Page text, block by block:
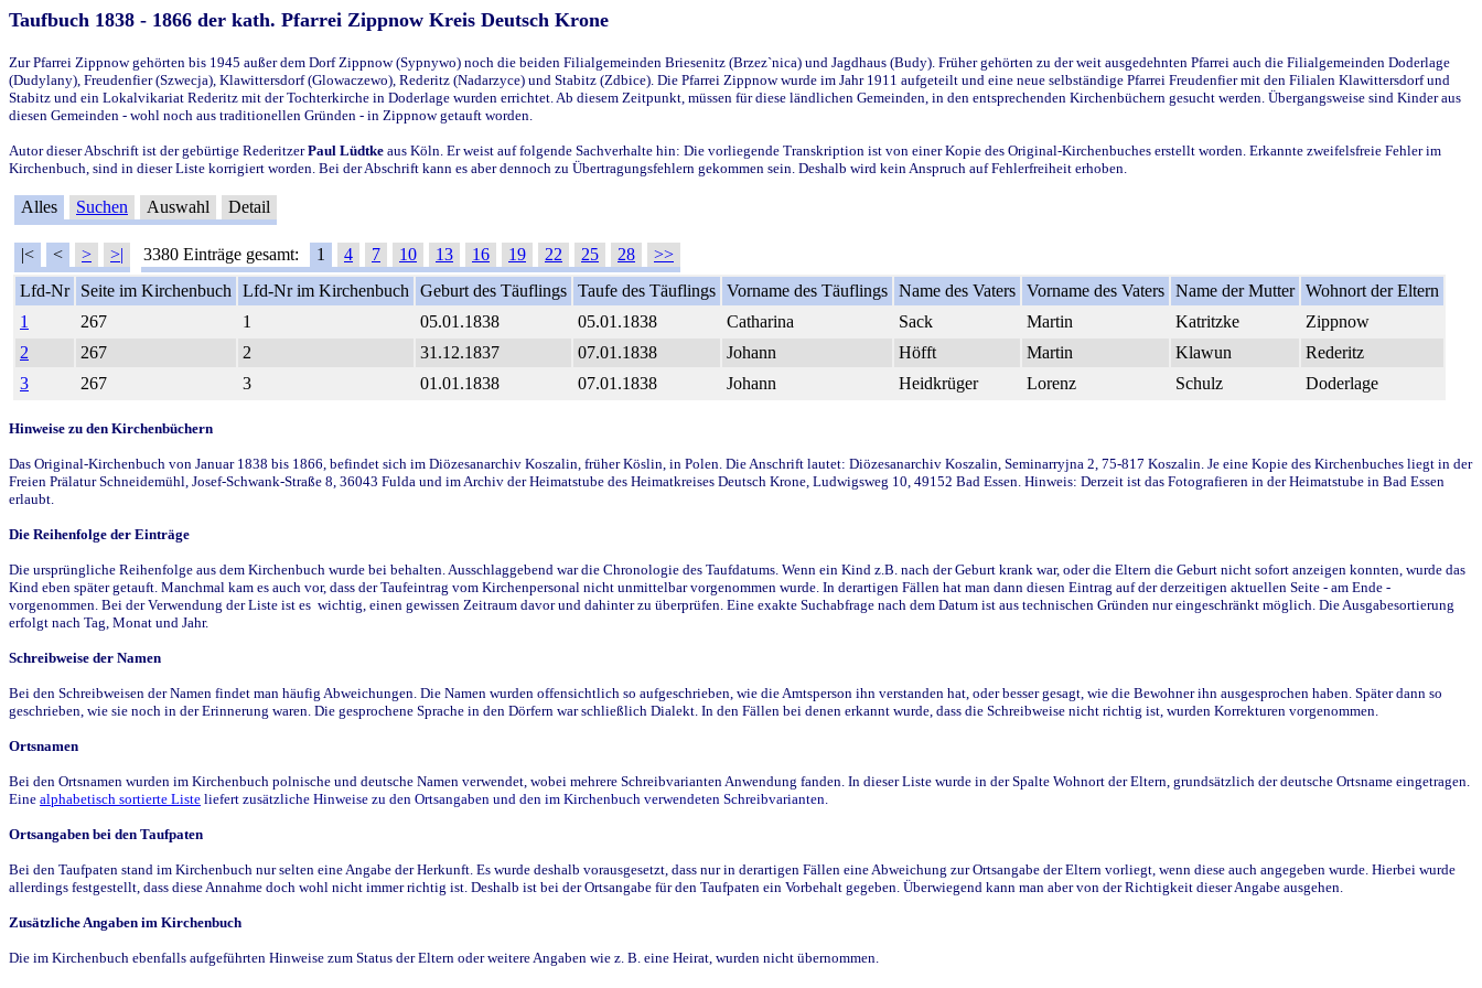
Taufbuch 1838 - 1866 der kath. Pfarrei Zippnow Kreis Deutsch Krone
Zur Pfarrei Zippnow gehörten bis 1945 außer dem Dorf Zippnow (Sypnywo) noch die beiden Filialgemeinden Briesenitz (Brzez`nica) und Jagdhaus (Budy). Früher gehörten zu der weit ausgedehnten Pfarrei auch die Filialgemeinden Doderlage
(Dudylany), Freudenfier (Szwecja), Klawittersdorf (Glowaczewo), Rederitz (Nadarzyce) und Stabitz (Zdbice). Die Pfarrei Zippnow wurde im Jahr 1911 aufgeteilt und eine neue selbständige Pfarrei Freudenfier mit den Filialen Klawittersdorf und
Stabitz und ein Lokalvikariat Rederitz mit der Tochterkirche in Doderlage wurden errichtet. Ab diesem Zeitpunkt, müssen für diese ländlichen Gemeinden, in den entsprechenden Kirchenbüchern gesucht werden. Übergangsweise sind Kinder aus
diesen Gemeinden - wohl noch aus traditionellen Gründen - in Zippnow getauft worden.
Autor dieser Abschrift ist der gebürtige RederitzerPaul Lüdtke aus Köln. Er weist auf folgende Sachverhalte hin: Die vorliegende Transkription ist von einer Kopie des Original-Kirchenbuches erstellt worden. Erkannte zweifelsfreie Fehler im
Kirchenbuch, sind in dieser Liste korrigiert worden. Bei der Abschrift kann es aber dennoch zu Übertragungsfehlern gekommen sein. Deshalb wird kein Anspruch auf Fehlerfreiheit erhoben.
Alles Suchen Auswahl Detail
|< < > >| 3380 Einträge gesamt: 1 4 7 10 13 16 19 22 25 28
>>
Lfd-Nr
Seite im Kirchenbuch Lfd-Nr im Kirchenbuch Geburt des Täuflings Taufe des Täuflings Vorname des Täuflings Name des Vaters Vorname des Vaters Name der Mutter Wohnort der Eltern
1
267 1 05.01.1838 05.01.1838 Catharina Sack Martin Katritzke
Zippnow
2
267 2 31.12.1837 07.01.1838 Johann Höfft Martin Klawun
Rederitz
3
267 3 01.01.1838 07.01.1838 Johann Heidkrüger Lorenz Schulz Doderlage
Hinweise zu den Kirchenbüchern
Das Original-Kirchenbuch von Januar 1838 bis 1866, befindet sich im Diözesanarchiv Koszalin, früher Köslin, in Polen. Die Anschrift lautet: Diözesanarchiv Koszalin, Seminarryjna 2, 75-817 Koszalin. Je eine Kopie des Kirchenbuches liegt in der
Freien Prälatur Schneidemühl, Josef-Schwank-Straße 8, 36043 Fulda und im Archiv der Heimatstube des Heimatkreises Deutsch Krone, Ludwigsweg 10, 49152 Bad Essen. Hinweis: Derzeit ist das Fotografieren in der Heimatstube in Bad Essen
erlaubt.
Die Reihenfolge der Einträge
Die ursprüngliche Reihenfolge aus dem Kirchenbuch wurde bei behalten. Ausschlaggebend war die Chronologie des Taufdatums. Wenn ein Kind z.B. nach der Geburt krank war, oder die Eltern die Geburt nicht sofort anzeigen konnten, wurde das
Kind eben später getauft. Manchmal kam es auch vor, dass der Taufeintrag vom Kirchenpersonal nicht unmittelbar vorgenommen wurde. In derartigen Fällen hat man dann diesen Eintrag auf der derzeitigen aktuellen Seite - am Ende -
vorgenommen. Bei der Verwendung der Liste ist es wichtig, einen gewissen Zeitraum davor und dahinter zu überprüfen. Eine exakte Suchabfrage nach dem Datum ist aus technischen Gründen nur eingeschränkt möglich. Die Ausgabesortierung
erfolgt nach Tag, Monat und Jahr.
Schreibweise der Namen
Bei den Schreibweisen der Namen findet man häufig Abweichungen. Die Namen wurden offensichtlich so aufgeschrieben, wie die Amtsperson ihn verstanden hat, oder besser gesagt, wie die Bewohner ihn ausgesprochen haben. Später dann so
geschrieben, wie sie noch in der Erinnerung waren. Die gesprochene Sprache in den Dörfern war schließlich Dialekt. In den Fällen bei denen erkannt wurde, dass die Schreibweise nicht richtig ist, wurden Korrekturen vorgenommen.
Ortsnamen
Bei den Ortsnamen wurden im Kirchenbuch polnische und deutsche Namen verwendet, wobei mehrere Schreibvarianten Anwendung fanden. In dieser Liste wurde in der Spalte Wohnort der Eltern, grundsätzlich der deutsche Ortsname eingetragen.
Eine alphabetisch sortierte Liste liefert zusätzliche Hinweise zu den Ortsangaben und den im Kirchenbuch verwendeten Schreibvarianten.
Ortsangaben bei den Taufpaten
Bei den Taufpaten stand im Kirchenbuch nur selten eine Angabe der Herkunft. Es wurde deshalb vorausgesetzt, dass nur in derartigen Fällen eine Abweichung zur Ortsangabe der Eltern vorliegt, wenn diese auch angegeben wurde. Hierbei wurde
allerdings festgestellt, dass diese Annahme doch wohl nicht immer richtig ist. Deshalb ist bei der Ortsangabe für den Taufpaten ein Vorbehalt gegeben. Überwiegend kann man aber von der Richtigkeit dieser Angabe ausgehen.
Zusätzliche Angaben im Kirchenbuch
Die im Kirchenbuch ebenfalls aufgeführten Hinweise zum Status der Eltern oder weitere Angaben wie z. B. eine Heirat, wurden nicht übernommen.